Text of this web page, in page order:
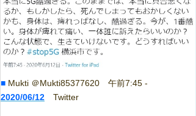
■ Mukti ＠Mukti85377620 午前7:45 -
2020/06/12 Twitter